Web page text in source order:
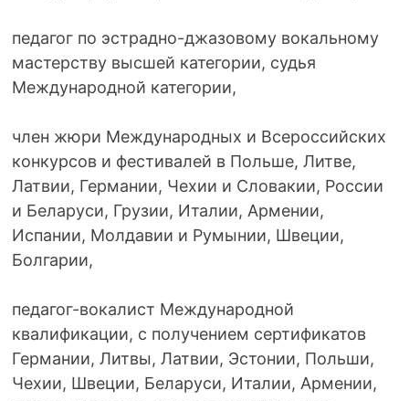
педагог по эстрадно-джазовому вокальному
мастерству высшей категории, судья
Международной категории,
член жюри Международных и Всероссийских
конкурсов и фестивалей в Польше, Литве,
Латвии, Германии, Чехии и Словакии, России
и Беларуси, Грузии, Италии, Армении,
Испании, Молдавии и Румынии, Швеции,
Болгарии,
педагог-вокалист Международной
квалификации, с получением сертификатов
Германии, Литвы, Латвии, Эстонии, Польши,
Чехии, Швеции, Беларуси, Италии, Армении,